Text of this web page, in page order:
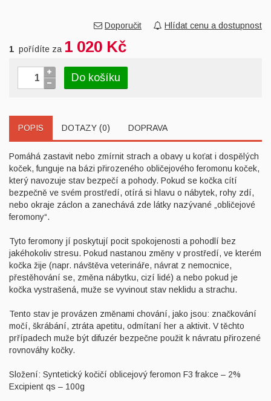
Doporučit Hlídat cenu a dostupnost
1 pořídíte za 1 020 Kč
Do košíku
POPIS DOTAZY (0) DOPRAVA
Pomáhá zastavit nebo zmírnit strach a obavy u koťat i dospělých
koček, funguje na bázi přirozeného obličejového feromonu koček,
který navozuje stav bezpečí a pohody. Pokud se kočka cítí
bezpečně ve svém prostředí, otírá si hlavu o nábytek, rohy zdí,
nebo okraje záclon a zanechává zde látky nazývané „obličejové
feromony“.
Tyto feromony jí poskytují pocit spokojenosti a pohodlí bez
jakéhokoliv stresu. Pokud nastanou změny v prostředí, ve kterém
kočka žije (napr. návštěva veterináře, návrat z nemocnice,
přestěhování se, změna nábytku, cizí lidé) a nebo pokud je
kočka vystrašená, muže se vyvinout stav neklidu a strachu.
Tento stav je provázen změnami chování, jako jsou: značkování
močí, škrábání, ztráta apetitu, odmítaní her a aktivit. V těchto
prřípadech muže být difuzér bezpečne použit k návratu přirozené
rovnováhy kočky.
Složení: Syntetický kočičí oblicejový feromon F3 frakce – 2%
Excipient qs – 100g